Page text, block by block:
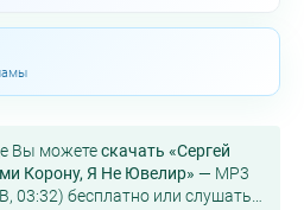
Вы можетескачать «Сергей
Корону, Я Не Ювелир» — MP3
03:32) бесплатно или слушать